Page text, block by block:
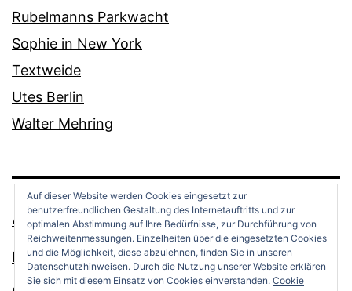
Rubelmanns Parkwacht
Sophie in New York
Textweide
Utes Berlin
Walter Mehring
Auf dieser Website werden Cookies eingesetzt zur
benutzerfreundlichen Gestaltung des Internetauftritts und zur
optimalen Abstimmung auf Ihre Bedürfnisse, zur Durchführung von
Reichweitenmessungen. Einzelheiten über die eingesetzten Cookies
und die Möglichkeit, diese abzulehnen, finden Sie in unseren
Datenschutzhinweisen. Durch die Nutzung unserer Website erklären
Sie sich mit diesem Einsatz von Cookies einverstanden. Cookie
ANDREAS OPPERMANN
Datenschutz